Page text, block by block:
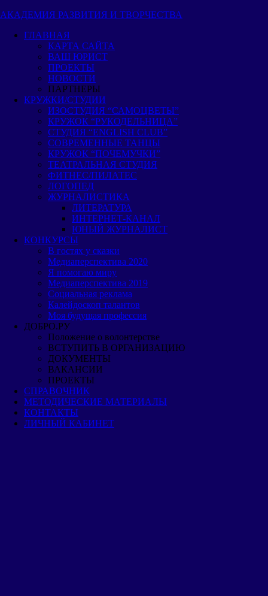
Пропустить
перейти
содержимому
АКАДЕМИЯ РАЗВИТИЯ И ТВОРЧЕСТВА
ГЛАВНАЯ
КАРТА САЙТА
ВАШ ЮРИСТ
ПРОЕКТЫ
НОВОСТИ
ПАРТНЕРЫ
КРУЖКИ/СТУДИИ
ИЗОСТУДИЯ “САМОЦВЕТЫ”
КРУЖОК “РУКОДЕЛЬНИЦА”
СТУДИЯ “ENGLISH CLUB”
СОВРЕМЕННЫЕ ТАНЦЫ
КРУЖОК “ПОЧЕМУЧКИ”
ТЕАТРАЛЬНАЯ СТУДИЯ
ФИТНЕС/ПИЛАТЕС
ЛОГОПЕД
ЖУРНАЛИСТИКА
ЛИТЕРАТУРА
ИНТЕРНЕТ-КАНАЛ
ЮНЫЙ ЖУРНАЛИСТ
КОНКУРСЫ
В гостях у сказки
Медиаперспектива 2020
Я помогаю миру
Медиаперспектива 2019
Cоциальная реклама
Калейдоскоп талантов
Моя будущая профессия
ДОБРО.РУ
Положение о волонтерстве
ВСТУПИТЬ В ОРГАНИЗАЦИЮ
ДОКУМЕНТЫ
ВАКАНСИИ
ПРОЕКТЫ
СПРАВОЧНИК
МЕТОДИЧЕСКИЕ МАТЕРИАЛЫ
КОНТАКТЫ
ЛИЧНЫЙ КАБИНЕТ